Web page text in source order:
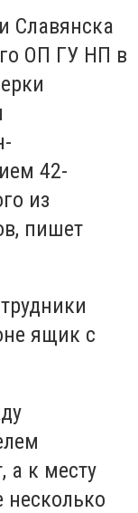
Славянска
ОП ГУ НП в
42-
из
пишет
ящик с
а к месту